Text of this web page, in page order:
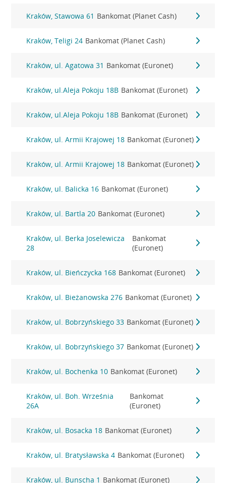
Kraków, Stawowa 61 Bankomat (Planet Cash)
Kraków, Teligi 24 Bankomat (Planet Cash)
Kraków, ul. Agatowa 31 Bankomat (Euronet)
Kraków, ul.Aleja Pokoju 18B Bankomat (Euronet)
Kraków, ul.Aleja Pokoju 18B Bankomat (Euronet)
Kraków, ul. Armii Krajowej 18 Bankomat (Euronet)
Kraków, ul. Armii Krajowej 18 Bankomat (Euronet)
Kraków, ul. Balicka 16 Bankomat (Euronet)
Kraków, ul. Bartla 20 Bankomat (Euronet)
Kraków, ul. Berka Joselewicza
28
Bankomat
(Euronet)
Kraków, ul. Bieńczycka 168 Bankomat (Euronet)
Kraków, ul. Bieżanowska 276 Bankomat (Euronet)
Kraków, ul. Bobrzyńskiego 33 Bankomat (Euronet)
Kraków, ul. Bobrzyńskiego 37 Bankomat (Euronet)
Kraków, ul. Bochenka 10 Bankomat (Euronet)
Kraków, ul. Boh. Września
26A
Bankomat
(Euronet)
Kraków, ul. Bosacka 18 Bankomat (Euronet)
Kraków, ul. Bratysławska 4 Bankomat (Euronet)
Kraków, ul. Bunscha 1 Bankomat (Euronet)